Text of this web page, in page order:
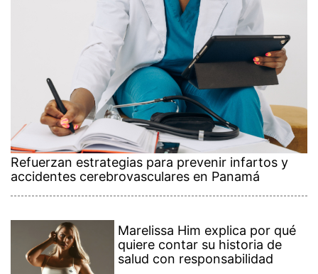
Refuerzan estrategias para prevenir infartos y
accidentes cerebrovasculares en Panamá
Marelissa Him explica por qué
quiere contar su historia de
salud con responsabilidad